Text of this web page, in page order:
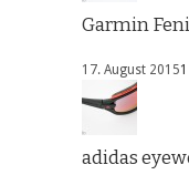
Garmin
17. August 2015
adidas